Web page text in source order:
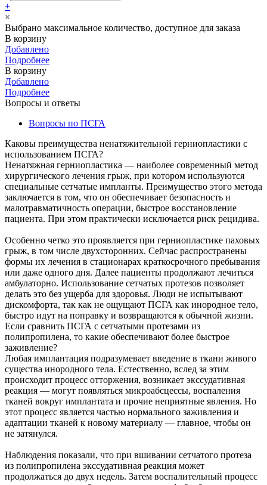
+
×
Выбрано максимальное количество, доступное для заказа
В корзину
Добавлено
Подробнее
В корзину
Добавлено
Подробнее
Вопросы и ответы
Вопросы по ПСГА
Каковы преимущества ненатяжительной герниопластики с
использованием ПСГА?
Ненатяжная герниопластика — наиболее современный метод
хирургического лечения грыж, при котором используются
специальные сетчатые импланты. Преимущество этого метода
заключается в том, что он обеспечивает безопасность и
малотравматичность операции, быстрое восстановление
пациента. При этом практически исключается риск рецидива.
Особенно четко это проявляется при герниопластике паховых
грыж, в том числе двухсторонних. Сейчас распространены
формы их лечения в стационарах краткосрочного пребывания
или даже одного дня. Далее пациенты продолжают лечиться
амбулаторно. Использование сетчатых протезов позволяет
делать это без ущерба для здоровья. Люди не испытывают
дискомфорта, так как не ощущают ПСГА как инородное тело,
быстро идут на поправку и возвращаются к обычной жизни.
Если сравнить ПСГА с сетчатыми протезами из
полипропилена, то какие обеспечивают более быстрое
заживление?
Любая имплантация подразумевает введение в ткани живого
существа инородного тела. Естественно, вслед за этим
происходит процесс отторжения, возникает экссудативная
реакция — могут появляться микроабсцессы, воспаления
тканей вокруг имплантата и прочие неприятные явления. Но
этот процесс является частью нормального заживления и
адаптации тканей к новому материалу — главное, чтобы он
не затянулся.
Наблюдения показали, что при вшивании сетчатого протеза
из полипропилена экссудативная реакция может
продолжаться до двух недель. Затем воспалительный процесс